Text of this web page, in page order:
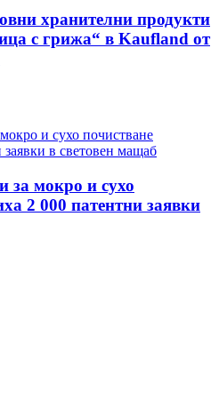
хранителни продукти
с грижа“ в Kaufland от
за мокро и сухо
2 000 патентни заявки